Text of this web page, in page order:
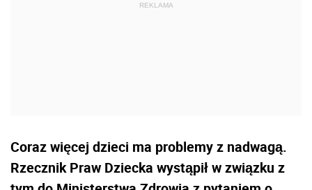
Coraz więcej dzieci ma problemy z nadwagą.
Rzecznik Praw Dziecka wystąpił w związku z